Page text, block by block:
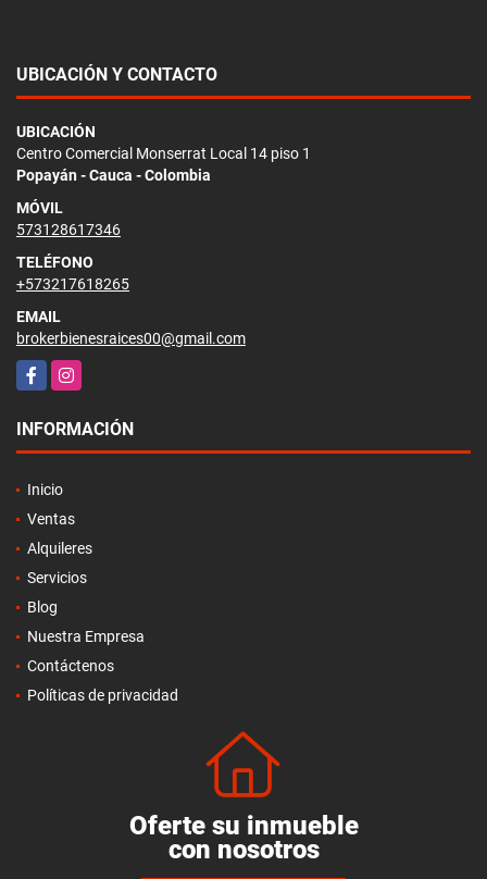
UBICACIÓN Y CONTACTO
UBICACIÓN
Centro Comercial Monserrat Local 14 piso 1
Popayán - Cauca - Colombia
MÓVIL
573128617346
TELÉFONO
+573217618265
EMAIL
brokerbienesraices00@gmail.com
FacebookInstagram
INFORMACIÓN
Inicio
Ventas
Alquileres
Servicios
Blog
Nuestra Empresa
Contáctenos
Políticas de privacidad
Oferte su inmueble
con nosotros